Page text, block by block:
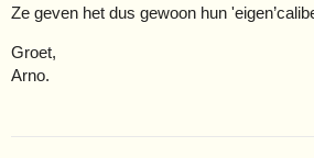
Ze geven het dus gewoon hun
Groet,
Arno.